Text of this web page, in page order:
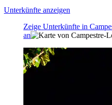
Unterkünfte anzeigen
Zeige Unterkünfte in
an